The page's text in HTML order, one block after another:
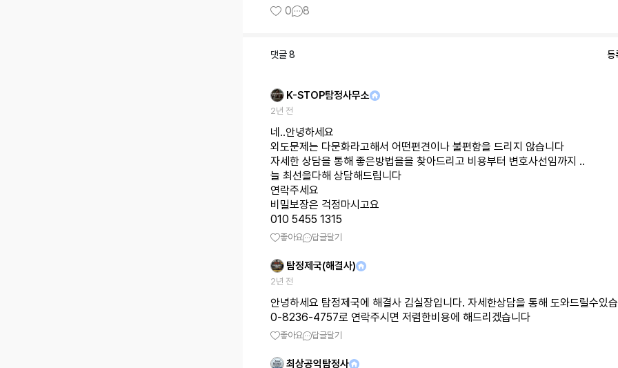
0 8
댓글8 등
K-STOP탐정사무소
2년 전
네..안녕하세요
외도문제는 다문화라고해서 어떤편견이나 불편함을 드리지 않습니다
자세한 상담을 통해 좋은방법을을 찾아드리고 비용부터 변호사선임까지 ..
늘 최선을다해 상담해드립니다
연락주세요
비밀보장은 걱정마시고요
010 5455 1315
좋아요 답글달기
탐정제국(해결사)
2년 전
안녕하세요 탐정제국에 해결사 김실장입니다. 자세한상담을 통해 도와드릴수있
0-8236-4757로 연락주시면 저렴한비용에 해드리겠습니다
좋아요 답글달기
최상공익탐정사